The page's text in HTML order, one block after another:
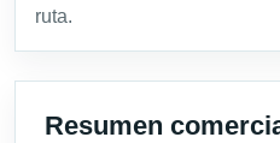
ruta.
Resumen